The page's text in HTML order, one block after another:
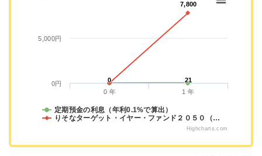
0
0 21
21
7,800
7,800
定期預金の利息（年利0.1%で算出）
りそなターゲット・イヤー・ファンド２０５０（…
0 年 1 年
0円
5,000円
Highcharts.com